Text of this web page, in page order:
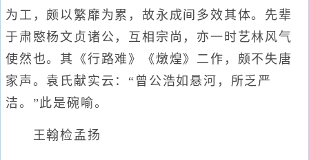
为工，颇以繁靡为累，故永成间多效其体。先辈
于肃愍杨文贞诸公，互相宗尚，亦一时艺林风气
使然也。其《行路难》《燉煌》二作，颇不失唐
家声。袁氏献实云：“曾公浩如悬河，所乏严
洁。”此是碗喻。
王翰检孟扬